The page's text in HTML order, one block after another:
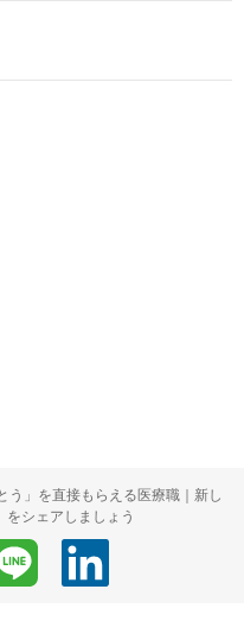
う」を直接もらえる医療職｜新し
シェアしましょう